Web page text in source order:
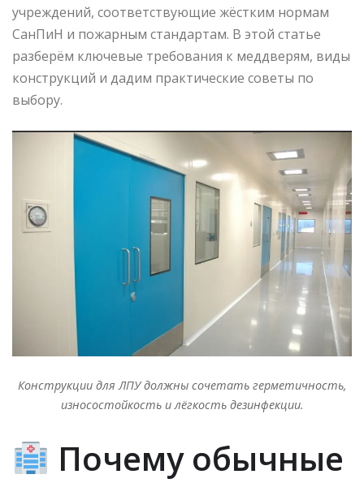
учреждений, соответствующие жёстким нормам
СанПиН и пожарным стандартам. В этой статье
разберём ключевые требования к меддверям, виды
конструкций и дадим практические советы по
выбору.
Конструкции для ЛПУ должны сочетать герметичность,
износостойкость и лёгкость дезинфекции.
Почему обычные